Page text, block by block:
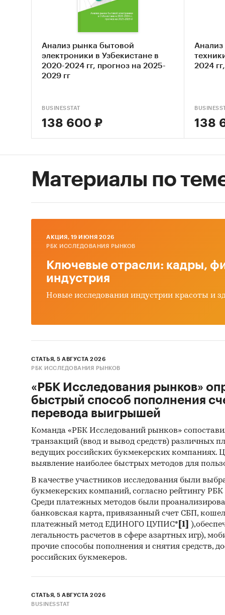
5.
6.
рынка
пищи и
Рынок
Метод
В
Метод
1. Базы
2.
3.
4.
5.
6.
Анализ рынка бытовой
электроники в Узбекистане в
2020-2024 гг, прогноз на 2025-
2029 гг
BUSINESSTAT
138 600 ₽
2024
138
Материалы по
AКЦИЯ, 19 ИЮНЯ 2026
РБК ИССЛЕДОВАНИЯ РЫНКОВ
Ключевые отрасли: кадры,
индустрия
Новые исследования индустрии красоты и
СТАТЬЯ, 5 АВГУСТА 2026
РБК ИССЛЕДОВАНИЯ РЫНКОВ
«РБК Исследования рынков»
быстрый способ пополнения
перевода выигрышей
Команда «РБК Исследований рынков»
транзакций (ввод и вывод средств) различных
ведущих российских букмекерских компаниях.
выявление наиболее быстрых методов для
В качестве участников исследования были
букмекерских компаний, согласно рейтингу
Среди платежных методов были
банковская карта, привязанный счет СБП,
платежный метод ЕДИНОГО ЦУПИС* [1]
легальность расчетов в сфере азартных игр),
прочие способы пополнения и снятия средств,
российских букмекеров.
СТАТЬЯ, 5 АВГУСТА 2026
BUSINESSTAT